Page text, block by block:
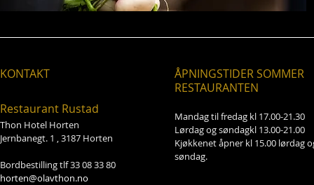
KONTAKT
Restaurant Rustad
Thon Hotel Horten
Jernbanegt. 1 , 3187 Horten
Bordbestilling tlf 33 08 33 80
horten@olavthon.no
ÅPNINGSTIDER SOMMER
RESTAURANTEN
Mandag til fredag kl 17.00-21.30
Lørdag og søndagkl 13.00-21.00
Kjøkkenet åpner kl 15.00 lørdag
søndag.